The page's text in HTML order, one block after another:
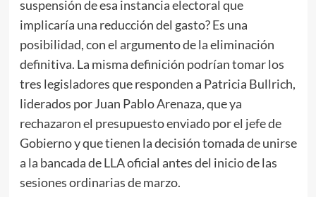
suspensión de esa instancia electoral que
implicaría una reducción del gasto? Es una
posibilidad, con el argumento de la eliminación
definitiva. La misma definición podrían tomar los
tres legisladores que responden a Patricia Bullrich,
liderados por Juan Pablo Arenaza, que ya
rechazaron el presupuesto enviado por el jefe de
Gobierno y que tienen la decisión tomada de unirse
a la bancada de LLA oficial antes del inicio de las
sesiones ordinarias de marzo.